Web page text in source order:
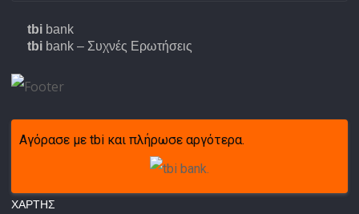
tbi bank
tbi bank – Συχνές Ερωτήσεις
Αγόρασε με tbi και πλήρωσε αργότερα.
ΧΆΡΤΗΣ